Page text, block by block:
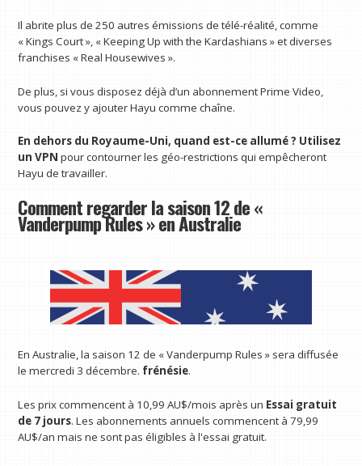
Il abrite plus de 250 autres émissions de télé-réalité, comme
« Kings Court », « Keeping Up with the Kardashians » et diverses
franchises « Real Housewives ».
De plus, si vous disposez déjà d’un abonnement Prime Video,
vous pouvez y ajouter Hayu comme chaîne.
En dehors du Royaume-Uni, quand est-ce allumé ? Utilisez
un VPN pour contourner les géo-restrictions qui empêcheront
Hayu de travailler.
Comment regarder la saison 12 de «
Vanderpump Rules » en Australie
En Australie, la saison 12 de « Vanderpump Rules » sera diffusée
le mercredi 3 décembre. frénésie.
Les prix commencent à 10,99 AU$/mois après un Essai gratuit
de 7 jours. Les abonnements annuels commencent à 79,99
AU$/an mais ne sont pas éligibles à l'essai gratuit.